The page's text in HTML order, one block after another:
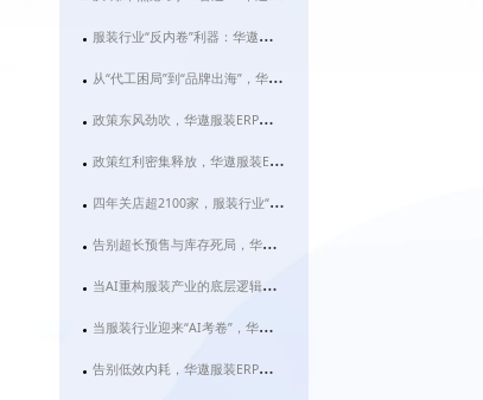
服装行业“反内卷”利器：华遨服装ERP，如何让您的企业利润实现飞跃式增长？
从“代工困局”到“品牌出海”，华遨服装ERP如何为服装企业装上数智化“引擎”？
政策东风劲吹，华遨服装ERP为何成为服装企业数字化转型的“必选项”？
政策红利密集释放，华遨服装ERP系统助力服装企业抢占数智化转型先机
四年关店超2100家，服装行业“大店化”转型背后：华遨服装ERP如何破解效率困局？
告别超长预售与库存死局，华遨服装ERP正让服装企业跑出智造加速度
当AI重构服装产业的底层逻辑，华遨服装ERP如何让“快反”不再只是一句口号？
当服装行业迎来“AI考卷”，华遨服装ERP用这两项功能交出满分答案
告别低效内耗，华遨服装ERP的AI助手如何让服装老板“躺赢”？